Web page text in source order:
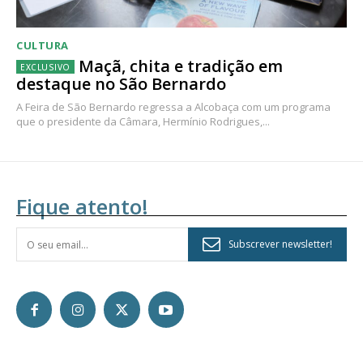
CULTURA
Maçã, chita e tradição em
destaque no São Bernardo
A Feira de São Bernardo regressa a Alcobaça com um programa
que o presidente da Câmara, Hermínio Rodrigues,...
Fique atento!
Subscrever newsletter!